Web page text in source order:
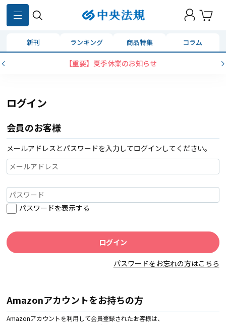
新刊 ランキング 商品特集 コラム
【重要】夏季休業のお知らせ
ログイン
会員のお客様
メールアドレスとパスワードを入力してログインしてください。
パスワードを表示する
パスワードをお忘れの方はこちら
Amazonアカウントをお持ちの方
Amazonアカウントを利用して会員登録されたお客様は、